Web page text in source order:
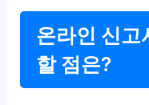
온라인 신고
할 점은?